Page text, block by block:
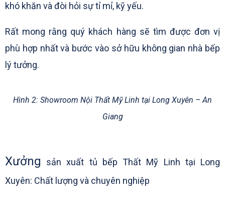
khó khăn và đòi hỏi sự tỉ mỉ, kỹ yếu.
Rất mong rằng quý khách hàng sẽ tìm được đơn vị
phù hợp nhất và bước vào sở hữu không gian nhà bếp
lý tưởng.
Hình 2: Showroom Nội Thất Mỹ Linh tại Long Xuyên – An
Giang
Xưởng sản xuất tủ bếp Thất Mỹ Linh tại Long
Xuyên: Chất lượng và chuyên nghiệp